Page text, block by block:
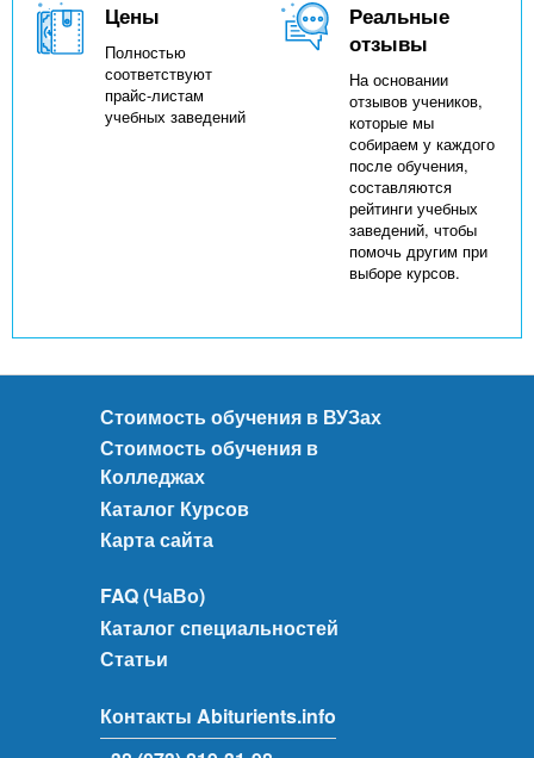
Цены
Полностью
соответствуют
прайс-листам
учебных заведений
Реальные
отзывы
На основании
отзывов учеников,
которые мы
собираем у каждого
после обучения,
составляются
рейтинги учебных
заведений, чтобы
помочь другим при
выборе курсов.
Стоимость обучения в ВУЗах
Стоимость обучения в
Колледжах
Каталог Курсов
Карта сайта
FAQ (ЧаВо)
Каталог специальностей
Статьи
Контакты Abiturients.info